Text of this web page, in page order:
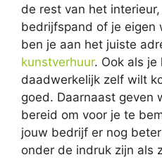
de rest van het
bedrijfspand of je eigen
ben je aan het juiste
kunstverhuur. Ook als je
daadwerkelijk zelf wilt
goed. Daarnaast geven
bereid om voor je te
jouw bedrijf er nog
onder de indruk zijn als